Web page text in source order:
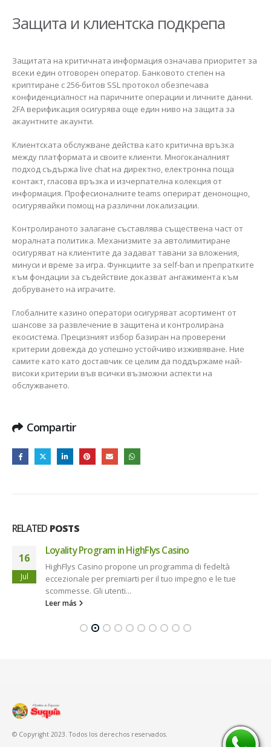
Защита и клиентска подкрепа
Защитата на критичната информация означава приоритет за
всеки един отговорен оператор. Банковото степен на
криптиране с 256-битов SSL протокол обезпечава
конфиденциалност на паричните операции и личните данни.
2FA верификация осигурява още един ниво на защита за
акаунтните акаунти.
Клиентската обслужване действа като критична връзка
между платформата и своите клиенти. Многоканалният
подход съдържа live chat на директно, електронна поща
контакт, гласова връзка и изчерпателна колекция от
информация. Професионалните teams оперират денонощно,
осигурявайки помощ на различни локализации.
Контролираното залагане съставлява съществена част от
моралната политика. Механизмите за автолимитиране
осигуряват на клиентите да задават тавани за вложения,
минуси и време за игра. Функциите за self-ban и препратките
към фондации за съдействие доказват ангажимента към
добруването на играчите.
Глобалните казино оператори осигуряват асортимент от
шансове за развлечение в защитена и контролирана
екосистема. Прецизният избор базиран на проверени
критерии довежда до успешно устойчиво изживяване. Ние
самите като като доставчик се целим да поддържаме най-
високи критерии във всички възможни аспекти на
обслужването.
Compartir
RELATED POSTS
16
Jul
Loyality Program in HighFlys Casino
HighFlys Casino propone un programma di fedeltà
eccezionale per premiarti per il tuo impegno e le tue
scommesse. Gli utenti...
Leer más
© Copyright 2023. Todos los derechos reservados.